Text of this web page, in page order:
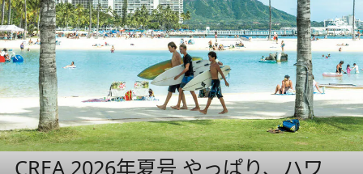
CREA 2026年夏号 やっぱり、ハワ